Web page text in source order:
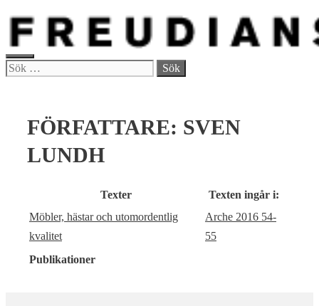
Hoppa
innehåll
MENY
Sök
FÖRFATTARE: SVEN
LUNDH
Texter
Texten ingår i:
Möbler, hästar och utomordentlig
kvalitet
Arche 2016 54-
55
Publikationer